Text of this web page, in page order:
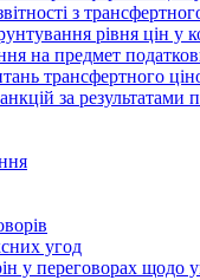
з
рівня цін у
на предмет
трансфертного
за результатами
угод
у переговорах щодо